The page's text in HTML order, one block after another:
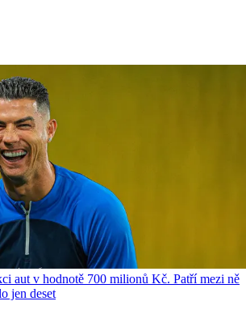
aut v hodnotě 700 milionů Kč. Patří mezi ně
jen deset